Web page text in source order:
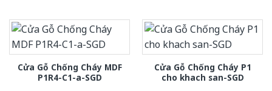
Cửa Gỗ Chống Cháy MDF
P1R4-C1-a-SGD
Cửa Gỗ Chống Cháy P1
cho khach san-SGD